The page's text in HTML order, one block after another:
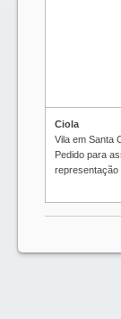
Ciola
Vila em Santa
Pedido para
representação